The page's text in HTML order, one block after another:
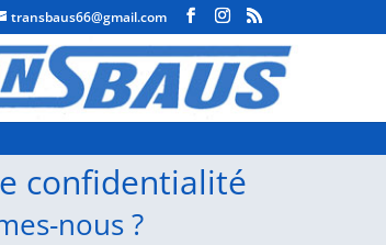
transbaus66@gmail.com
confidentialité
nous ?